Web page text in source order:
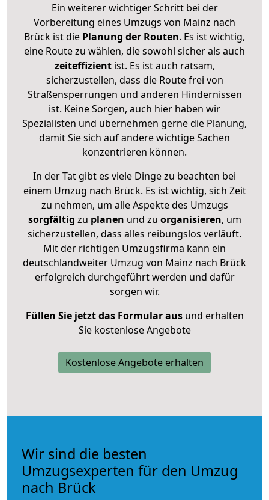
Ein weiterer wichtiger Schritt bei der
Vorbereitung eines Umzugs von Mainz nach
Brück ist die Planung der Routen. Es ist wichtig,
eine Route zu wählen, die sowohl sicher als auch
zeiteffizientist. Es ist auch ratsam,
sicherzustellen, dass die Route frei von
Straßensperrungen und anderen Hindernissen
ist. Keine Sorgen, auch hier haben wir
Spezialisten und übernehmen gerne die Planung,
damit Sie sich auf andere wichtige Sachen
konzentrieren können.
In der Tat gibt es viele Dinge zu beachten bei
einem Umzug nach Brück. Es ist wichtig, sich Zeit
zu nehmen, um alle Aspekte des Umzugs
sorgfältig zu planen und zu organisieren, um
sicherzustellen, dass alles reibungslos verläuft.
Mit der richtigen Umzugsfirma kann ein
deutschlandweiter Umzug von Mainz nach Brück
erfolgreich durchgeführt werden und dafür
sorgen wir.
Füllen Sie jetzt das Formular ausund erhalten
Sie kostenlose Angebote
Kostenlose Angebote erhalten
Wir sind die besten
Umzugsexperten für den Umzug
nach Brück